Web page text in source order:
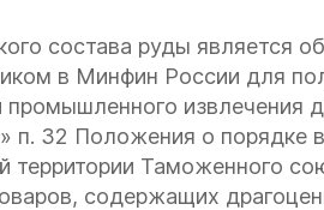
состава руды является
в Минфин России для
промышленного извлечения
п. 32 Положения о порядке
территории Таможенного
содержащих